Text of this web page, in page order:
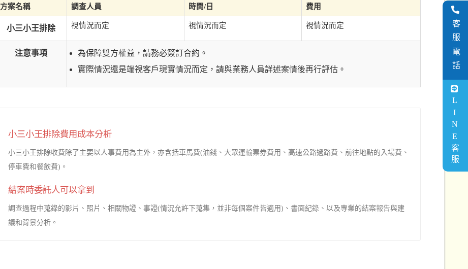
方案名稱 調查人員 時間/日 費用
小三小王排除 視情況而定 視情況而定 視情況而定
注意事項
為保障雙方權益，請務必簽訂合約。
實際情況還是端視客戶現實情況而定，請與業務人員詳述案情後再行評估。
小三小王排除費用成本分析
小三小王排除收費除了主要以人事費用為主外，亦含括車馬費(油錢、大眾運輸票券費用、高速公路過路費、前往地點的入場費、
停車費和餐飲費)。
結案時委託人可以拿到
調查過程中蒐錄的影片、照片、相關物證、事證(情況允許下蒐集，並非每個案件皆適用)、書面紀錄、以及專業的結案報告與建
議和背景分析。
客服電話
LINE客服